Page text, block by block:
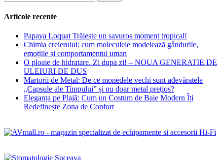
după:
Articole recente
Papaya Loquat Trăiește un savuros moment tropical!
Chimia creierului: cum moleculele modelează gândurile,
emoțiile și comportamentul uman
O ploaie de hidratare. Zi dupa zi! – NOUA GENERATIE DE
ULEIURI DE DUS
Martorii de Metal: De ce monedele vechi sunt adevăratele
„Capsule ale Timpului” și nu doar metal prețios?
Eleganța pe Plajă: Cum un Costum de Baie Modern Îți
Redefinește Zona de Confort